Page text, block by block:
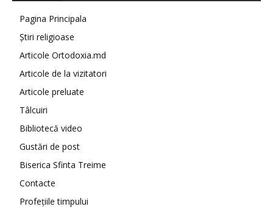
Pagina Principala
Știri religioase
Articole Ortodoxia.md
Articole de la vizitatori
Articole preluate
Tâlcuiri
Bibliotecă video
Gustări de post
Biserica Sfinta Treime
Contacte
Profețiile timpului